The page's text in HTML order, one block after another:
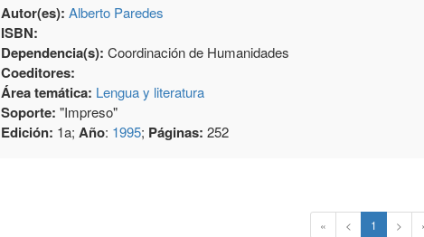
Autor(es): Alberto Paredes
ISBN:
Dependencia(s): Coordinación de Humanidades
Coeditores:
Área temática: Lengua y literatura
Soporte: "Impreso"
Edición: 1a; Año: 1995; Páginas: 252
« < 1 >